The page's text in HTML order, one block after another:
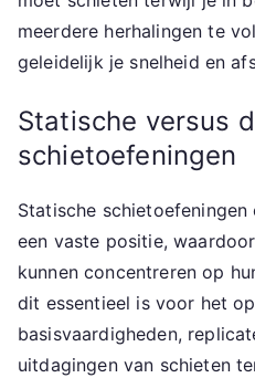
meerdere herhalingen te
geleidelijk je snelheid en
Statische versus
schietoefeningen
Statische
een vaste positie,
kunnen concentreren op
dit essentieel is voor het
basisvaardigheden,
uitdagingen van schieten